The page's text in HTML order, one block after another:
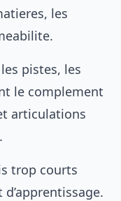
les
pistes, les
le complement
articulations
trop courts